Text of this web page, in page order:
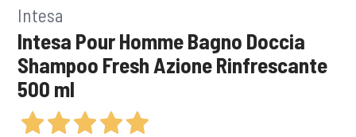
Intesa
Intesa Pour Homme Bagno Doccia
Shampoo Fresh Azione Rinfrescante
500 ml